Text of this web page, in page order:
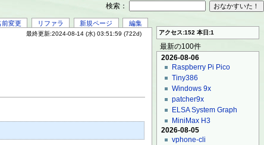
前変更 リファラ 新規ページ 編集
最終更新:2024-08-14 (水) 03:51:59 (722d) アクセス:152 本日:1
最新の100件
2026-08-06
Raspberry Pi Pico
Tiny386
Windows 9x
patcher9x
ELSA System Graph
MiniMax H3
2026-08-05
vphone-cli
検索：